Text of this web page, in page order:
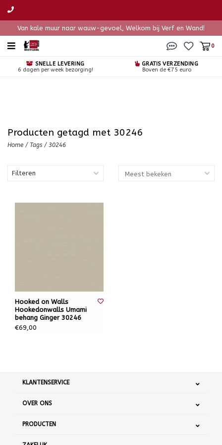
Van kale muur naar wauw-gevoel, Welkom bij Verf en Wand!
0
SNELLE LEVERING
6 dagen per week bezorging!
GRATIS VERZENDING
Boven de €75 euro
Producten getagd met 30246
Home / Tags / 30246
Filteren
Hooked on Walls
Hookedonwalls Umami
behang Ginger 30246
€69,00
KLANTENSERVICE
OVER ONS
PRODUCTEN